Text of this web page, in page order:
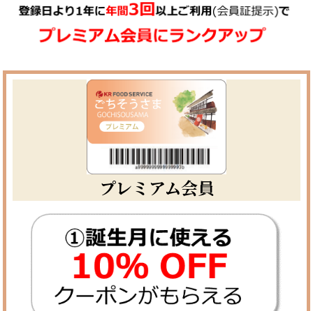
プレミアム会員